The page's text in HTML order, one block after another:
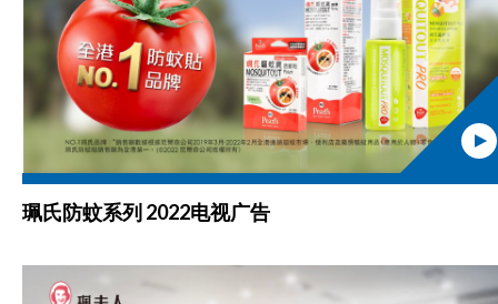
珮氏防蚊系列 2022电视广告